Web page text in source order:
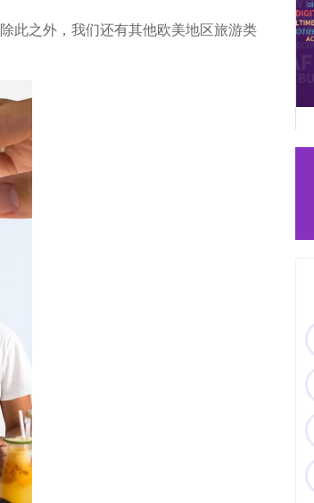
除此之外，我们还有其他欧美地区旅游类